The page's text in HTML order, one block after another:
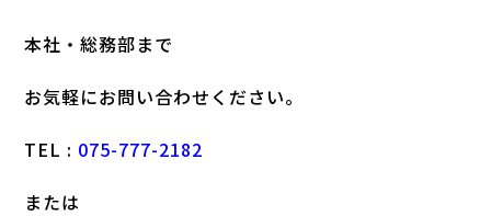
本社・総務部まで
お気軽にお問い合わせください。
TEL : 075-777-2182
または